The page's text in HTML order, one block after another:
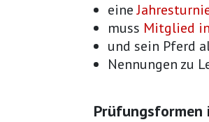
eine
muss Mitglied
und sein Pferd
Nennungen zu
Prüfungsformen